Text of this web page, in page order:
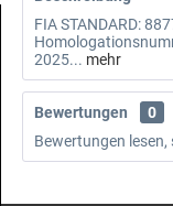
FIA STANDARD:
2025... mehr
Bewertungen
0
Bewertungen